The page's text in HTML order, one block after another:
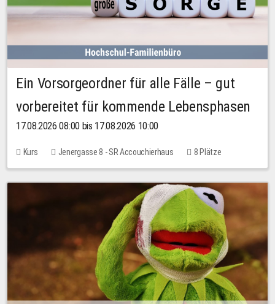
Ein Vorsorgeordner für alle Fälle – gut
vorbereitet für kommende Lebensphasen
17.08.2026 08:00 bis 17.08.2026 10:00
Kurs Jenergasse 8 - SR Accouchierhaus 8 Plätze